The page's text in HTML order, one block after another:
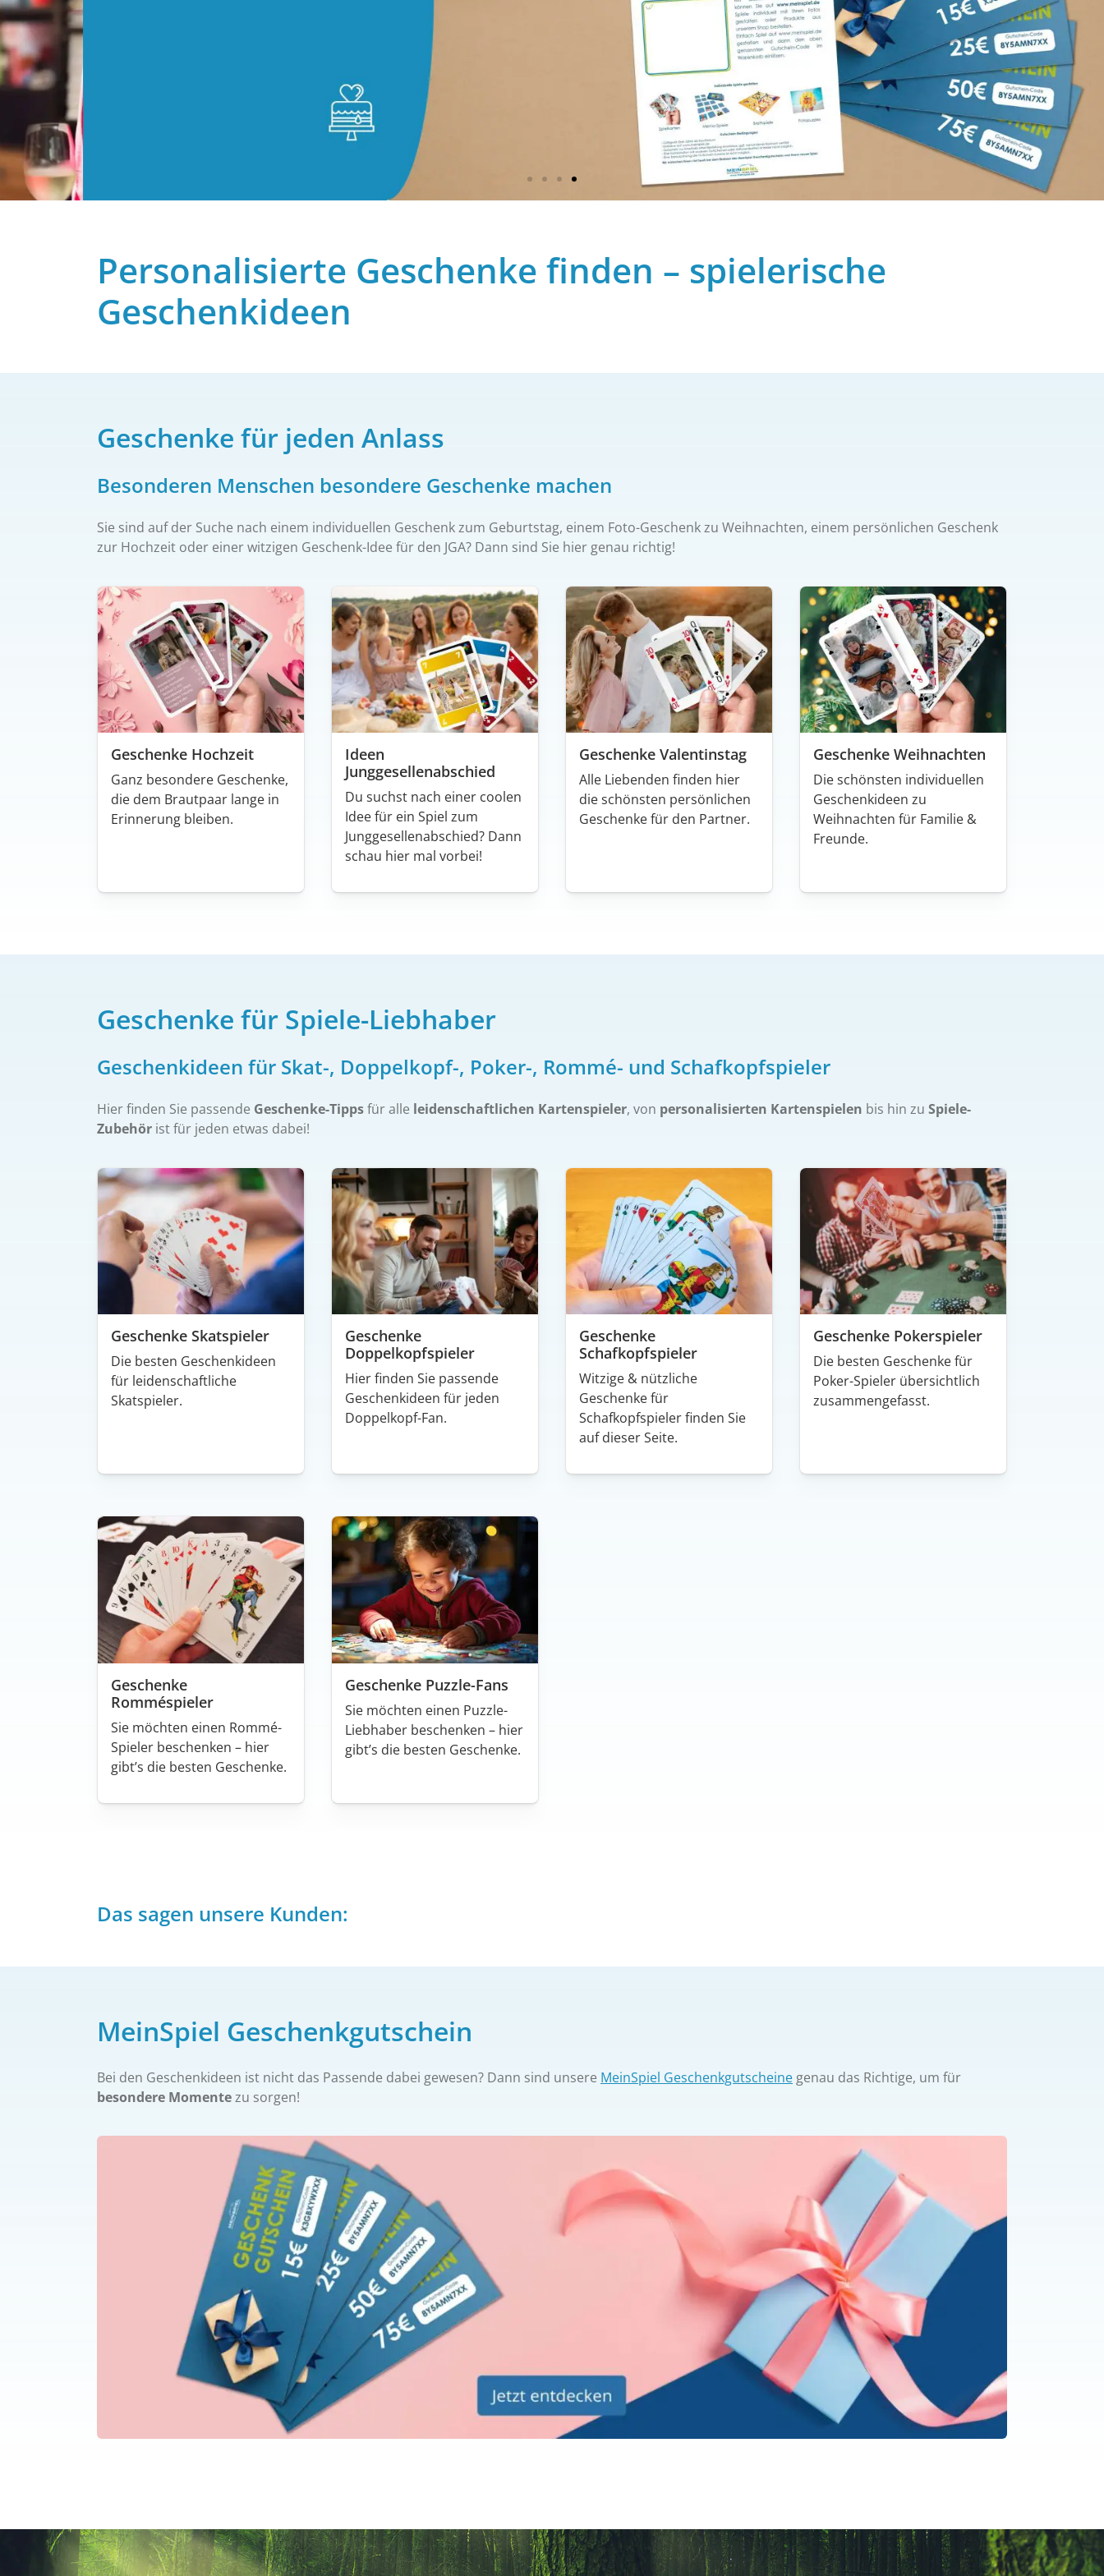
Personalisierte Geschenke finden – spielerische
Geschenkideen
Geschenke für jeden Anlass
Besonderen Menschen besondere Geschenke machen
Sie sind auf der Suche nach einem individuellen Geschenk zum Geburtstag, einem Foto-Geschenk zu Weihnachten, einem persönlichen Geschenk
zur Hochzeit oder einer witzigen Geschenk-Idee für den JGA? Dann sind Sie hier genau richtig!
Geschenke Hochzeit
Ganz besondere Geschenke,
die dem Brautpaar lange in
Erinnerung bleiben.
Ideen
Junggesellenabschied
Du suchst nach einer coolen
Idee für ein Spiel zum
Junggesellenabschied? Dann
schau hier mal vorbei!
Geschenke Valentinstag
Alle Liebenden finden hier
die schönsten persönlichen
Geschenke für den Partner.
Geschenke Weihnachten
Die schönsten individuellen
Geschenkideen zu
Weihnachten für Familie &
Freunde.
Geschenke für Spiele-Liebhaber
Geschenkideen für Skat-, Doppelkopf-, Poker-, Rommé- und Schafkopfspieler
Hier finden Sie passende Geschenke-Tippsfür alle leidenschaftlichen Kartenspieler, von personalisierten Kartenspielen bis hin zu Spiele-
Zubehör ist für jeden etwas dabei!
Geschenke Skatspieler
Die besten Geschenkideen
für leidenschaftliche
Skatspieler.
Geschenke
Doppelkopfspieler
Hier finden Sie passende
Geschenkideen für jeden
Doppelkopf-Fan.
Geschenke
Schafkopfspieler
Witzige & nützliche
Geschenke für
Schafkopfspieler finden Sie
auf dieser Seite.
Geschenke Pokerspieler
Die besten Geschenke für
Poker-Spieler übersichtlich
zusammengefasst.
Geschenke
Romméspieler
Sie möchten einen Rommé-
Spieler beschenken – hier
gibt’s die besten Geschenke.
Geschenke Puzzle-Fans
Sie möchten einen Puzzle-
Liebhaber beschenken – hier
gibt’s die besten Geschenke.
Das sagen unsere Kunden:
MeinSpiel Geschenkgutschein
Bei den Geschenkideen ist nicht das Passende dabei gewesen? Dann sind unsere MeinSpiel Geschenkgutscheine genau das Richtige, um für
besondere Momentezu sorgen!